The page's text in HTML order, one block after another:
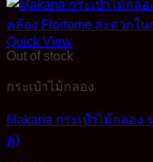
Quick View
Out of stock
กระเป๋าไม้กลอง
Makana กระเป๋าไม้กลอง
คู่)